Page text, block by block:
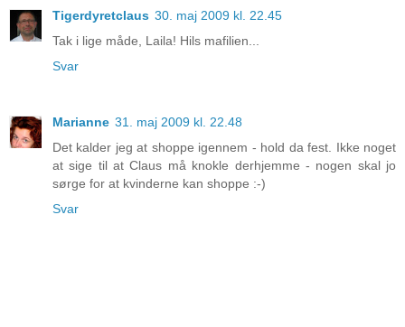
Tigerdyretclaus 30. maj 2009 kl. 22.45
Tak i lige måde, Laila! Hils mafilien...
Svar
Marianne 31. maj 2009 kl. 22.48
Det kalder jeg at shoppe igennem - hold da fest. Ikke noget
at sige til at Claus må knokle derhjemme - nogen skal jo
sørge for at kvinderne kan shoppe :-)
Svar